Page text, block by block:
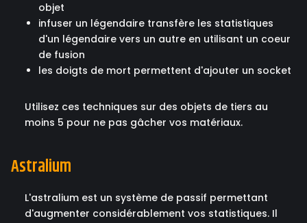
objet
infuser un légendaire transfère les statistiques
d'un légendaire vers un autre en utilisant un coeur
de fusion
les doigts de mort permettent d'ajouter un socket
Utilisez ces techniques sur des objets de tiers au
moins 5 pour ne pas gâcher vos matériaux.
Astralium
L'astralium est un système de passif permettant
d'augmenter considérablement vos statistiques. Il